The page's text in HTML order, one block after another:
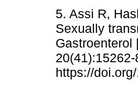
5. Assi R,
Sexually
Gastroenterol
https://